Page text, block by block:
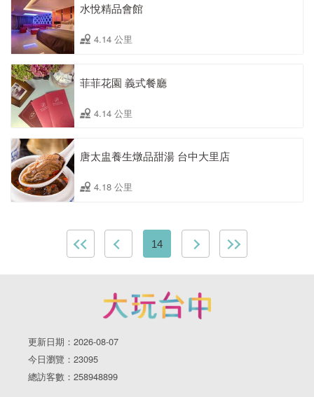
水悅精品會館
4.14 公里
菲菲花園 義式餐廳
4.14 公里
唐太盅養生燉品甜湯 台中大里店
4.18 公里
14
更新日期：2026-08-07
今日瀏覽：23095
總訪客數：258948899